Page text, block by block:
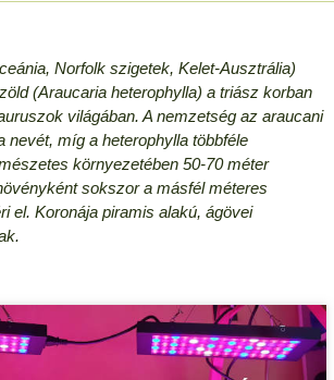
Norfolk szigetek, Kelet-Ausztrália)
(Araucaria heterophylla) a triász korban
világában. A nemzetség az araucani
nevét, míg a heterophylla többféle
környezetében 50-70 méter
sokszor a másfél méteres
el. Koronája piramis alakú, ágövei